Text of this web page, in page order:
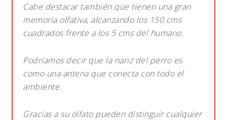
Cabe destacar también que tienen una gran
memoria olfativa, alcanzando los 150 cms
cuadrados frente a los 5 cms del humano.
Podríamos decir que la nariz del perro es
como una antena que conecta con todo el
ambiente.
Gracias a su olfato pueden distinguir cualquier